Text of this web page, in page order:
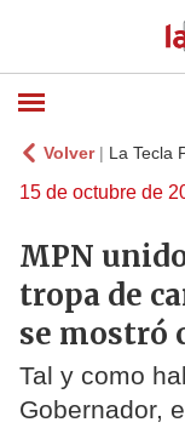
Volver| La Tecla
15 de octubre de
MPN
tropa de
se mostró
Tal y como
Gobernador,